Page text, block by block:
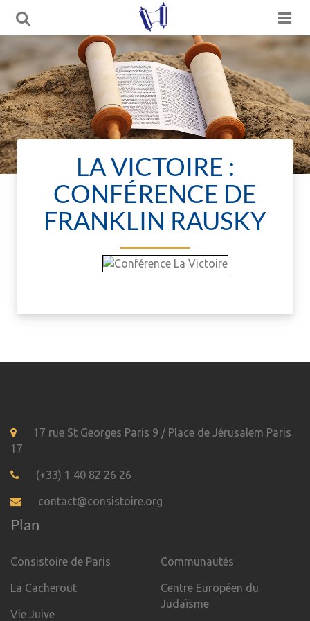
LA VICTOIRE :
CONFÉRENCE DE
FRANKLIN RAUSKY
17 rue St Georges Paris 9 / Place de Jérusalem Paris
17
(+33) 1 40 82 26 26
contact@consistoire.org
Plan
Consistoire de Paris
La Cacherout
Vie Juive
Communautés
Centre Européen du
Judaïsme